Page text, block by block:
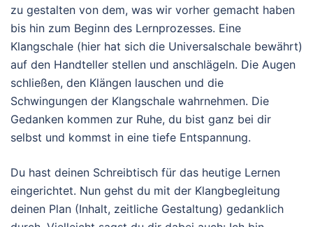
zu gestalten von dem, was wir vorher gemacht haben
bis hin zum Beginn des Lernprozesses. Eine
Klangschale (hier hat sich die Universalschale bewährt)
auf den Handteller stellen und anschlägeln. Die Augen
schließen, den Klängen lauschen und die
Schwingungen der Klangschale wahrnehmen. Die
Gedanken kommen zur Ruhe, du bist ganz bei dir
selbst und kommst in eine tiefe Entspannung.
Du hast deinen Schreibtisch für das heutige Lernen
eingerichtet. Nun gehst du mit der Klangbegleitung
deinen Plan (Inhalt, zeitliche Gestaltung) gedanklich